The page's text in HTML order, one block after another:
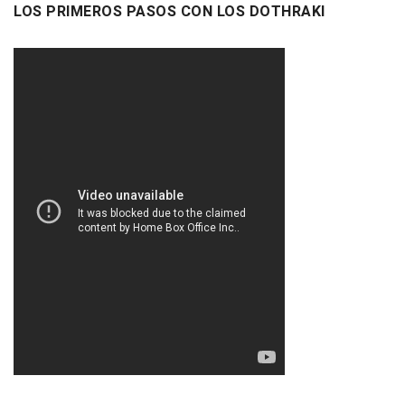
LOS PRIMEROS PASOS CON LOS DOTHRAKI